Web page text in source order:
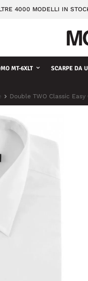
4000 MODELLI IN
MT-6XLT SCARPE DA
Double TWO Classic